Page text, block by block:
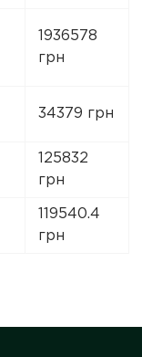
1936578
грн
34379 грн
125832
грн
119540.4
грн